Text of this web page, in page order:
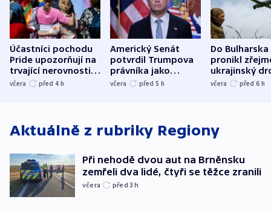
Účastníci pochodu
Pride upozorňují na
trvající nerovnosti i
společenskou
včera před 4 h
Americký Senát
potvrdil Trumpova
právníka jako
ministra
včera před 5 h
Do Bulharska
pronikl
ukrajinský
explodoval
včera před 6 h
Aktuálně z rubriky Regiony
Při nehodě dvou aut na Brněnsku
zemřeli dva lidé, čtyři se těžce zranili
včera před 3h